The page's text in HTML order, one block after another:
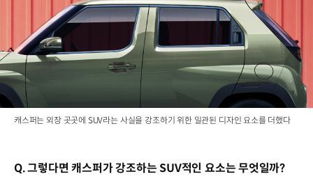
캐스퍼는 외장 곳곳에 SUV라는 사실을 강조하기 위한 일관된 디자인 요소를 더했다
Q. 그렇다면 캐스퍼가 강조하는 SUV적인 요소는 무엇일까?